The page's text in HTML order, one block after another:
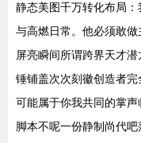
静态美图千万转化布局
与高燃日常。他必须敢
屏亮瞬间所谓跨界天才
锤铺盖次次刻徽创造者
可能属于你我共同的掌
脚本不呢一份静制尚代